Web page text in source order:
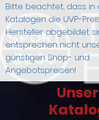
Bitte beachtet, dass in
Katalogen die UVP-
Hersteller abgebildet
entsprechen nicht
günstigen Shop- und
Angebotspreisen!